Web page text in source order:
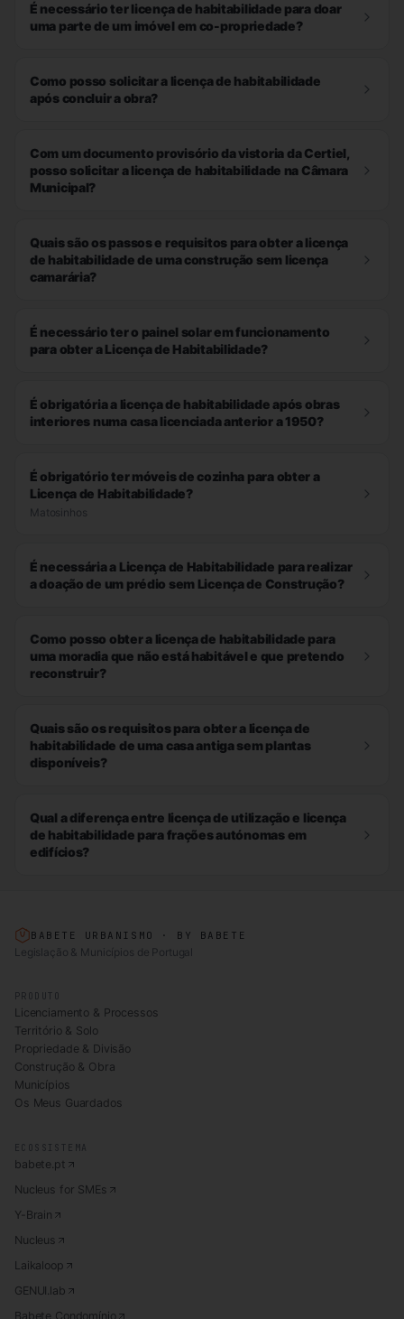
É necessário ter licença de habitabilidade para doar
uma parte de um imóvel em co-propriedade?
Como posso solicitar a licença de habitabilidade
após concluir a obra?
Com um documento provisório da vistoria da Certiel,
posso solicitar a licença de habitabilidade na Câmara
Municipal?
Quais são os passos e requisitos para obter a licença
de habitabilidade de uma construção sem licença
camarária?
É necessário ter o painel solar em funcionamento
para obter a Licença de Habitabilidade?
É obrigatória a licença de habitabilidade após obras
interiores numa casa licenciada anterior a 1950?
É obrigatório ter móveis de cozinha para obter a
Licença de Habitabilidade?
Matosinhos
É necessária a Licença de Habitabilidade para realizar
a doação de um prédio sem Licença de Construção?
Como posso obter a licença de habitabilidade para
uma moradia que não está habitável e que pretendo
reconstruir?
Quais são os requisitos para obter a licença de
habitabilidade de uma casa antiga sem plantas
disponíveis?
Qual a diferença entre licença de utilização e licença
de habitabilidade para frações autónomas em
edifícios?
BABETE URBANISMO · BY BABETE
Legislação & Municípios de Portugal
PRODUTO
Licenciamento & Processos
Território & Solo
Propriedade & Divisão
Construção & Obra
Municípios
Os Meus Guardados
ECOSSISTEMA
babete.pt
Nucleus for SMEs
Y-Brain
Nucleus
Laikaloop
GENUI.lab
Babete Condomínio